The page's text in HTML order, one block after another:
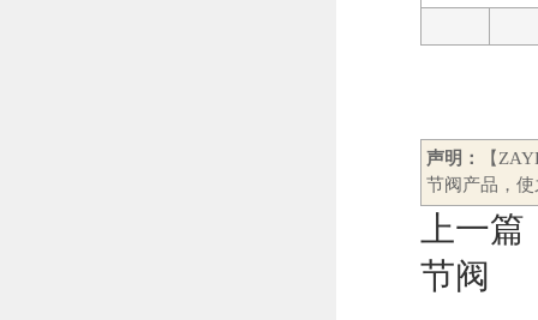
声明：
【
节阀产品，
上一篇
节阀